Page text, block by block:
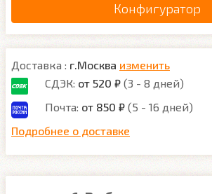
Конфигуратор
Доставка : г.Москва изменить
СДЭК: от 520 ₽ (3 - 8 дней)
Почта: от 850 ₽ (5 - 16 дней)
Подробнее о доставке